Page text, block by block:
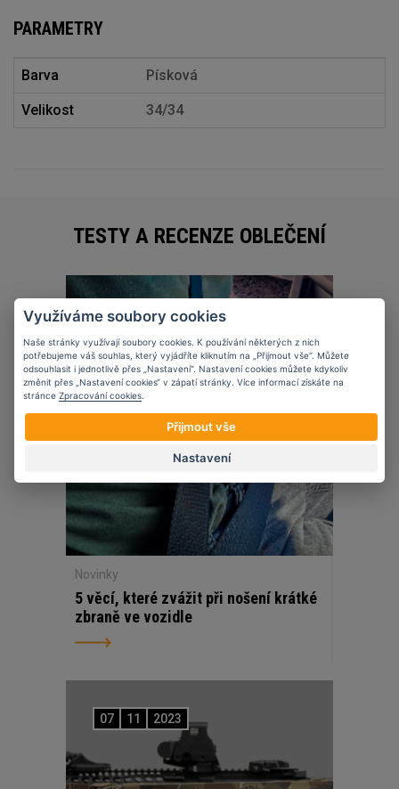
PARAMETRY
Barva Písková
Velikost 34/34
TESTY A RECENZE OBLEČENÍ
27 11 2025
Novinky
5 věcí, které zvážit při nošení krátké
zbraně ve vozidle
07 11 2023
Využíváme soubory cookies
Naše stránky využívají soubory cookies. K používání některých z nich
potřebujeme váš souhlas, který vyjádříte kliknutím na „Přijmout vše“. Můžete
odsouhlasit i jednotlivě přes „Nastavení“. Nastavení cookies můžete kdykoliv
změnit přes „Nastavení cookies“ v zápatí stránky. Více informací získáte na
stránce Zpracování cookies
Přijmout vše
Nastavení